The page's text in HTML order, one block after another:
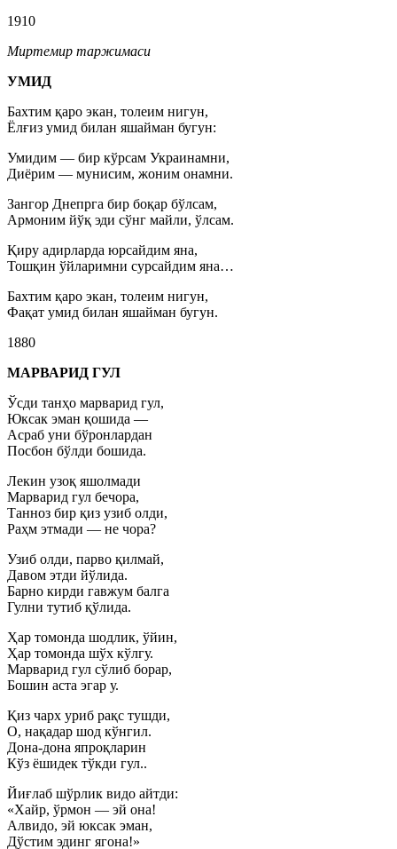
1910
Миртемир таржимаси
УМИД
Бахтим қаро экан, толеим нигун,
Ёлғиз умид билан яшайман бугун:
Умидим — бир кўрсам Украинамни,
Диёрим — мунисим, жоним онамни.
Зангор Днепрга бир боқар бўлсам,
Армоним йўқ эди сўнг майли, ўлсам.
Қиру адирларда юрсайдим яна,
Тошқин ўйларимни сурсайдим яна…
Бахтим қаро экан, толеим нигун,
Фақат умид билан яшайман бугун.
1880
МАРВАРИД ГУЛ
Ўсди танҳо марварид гул,
Юксак эман қошида —
Асраб уни бўронлардан
Посбон бўлди бошида.
Лекин узоқ яшолмади
Марварид гул бечора,
Танноз бир қиз узиб олди,
Раҳм этмади — не чора?
Узиб олди, парво қилмай,
Давом этди йўлида.
Барно кирди гавжум балга
Гулни тутиб қўлида.
Ҳар томонда шодлик, ўйин,
Ҳар томонда шўх кўлгу.
Марварид гул сўлиб борар,
Бошин аста эгар у.
Қиз чарх уриб рақс тушди,
О, нақадар шод кўнгил.
Дона-дона япроқларин
Кўз ёшидек тўкди гул..
Йиғлаб шўрлик видо айтди:
«Хайр, ўрмон — эй она!
Алвидо, эй юксак эман,
Дўстим эдинг ягона!»